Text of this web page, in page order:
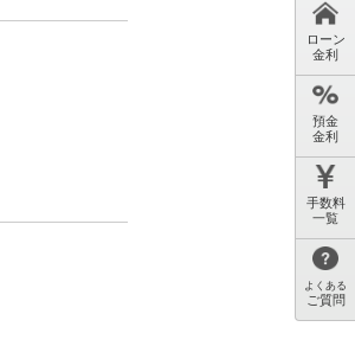
ローン
金利
預金
金利
手数料
一覧
よくある
ご質問